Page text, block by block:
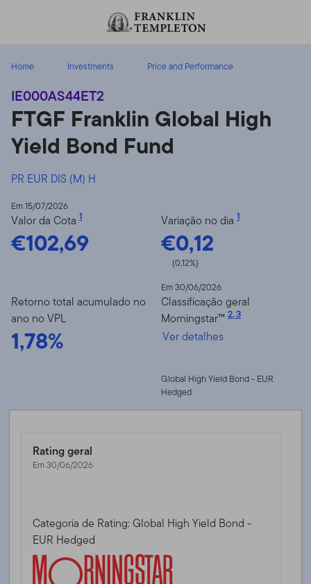
Home Investments Price and Performance
IE000AS44ET2
FTGF Franklin Global High
Yield Bond Fund
PR EUR DIS (M) H
Em 15/07/2026
Valor da Cota 1
€102,69
Variação no dia 1
€0,12
(0,12%)
Retorno total acumulado no
ano no VPL
1,78%
Em 30/06/2026
Classificação geral
Morningstar™ 2,3
Ver detalhes
Global High Yield Bond - EUR
Hedged
Rating geral
Em 30/06/2026
Categoria de Rating: Global High Yield Bond -
EUR Hedged